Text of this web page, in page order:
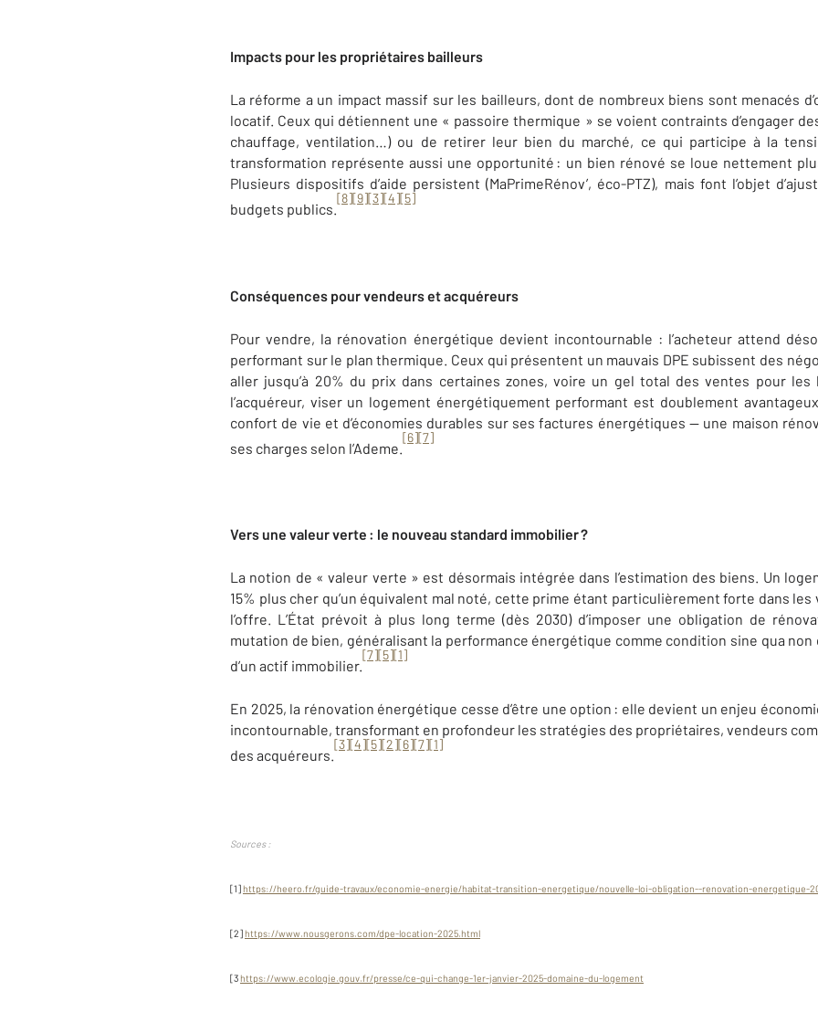
Impacts pour les propriétaires bailleurs
La réforme a un impact massif sur les bailleurs, dont de nombreux biens sont menacés
locatif. Ceux qui détiennent une « passoire thermique » se voient contraints d’engager
chauffage, ventilation…) ou de retirer leur bien du marché, ce qui participe à la
transformation représente aussi une opportunité : un bien rénové se loue nettement
Plusieurs dispositifs d’aide persistent (MaPrimeRénov’, éco-PTZ), mais font l’objet
budgets publics.
[8][9][3][4][5]
Conséquences pour vendeurs et acquéreurs
Pour vendre, la rénovation énergétique devient incontournable : l’acheteur attend
performant sur le plan thermique. Ceux qui présentent un mauvais DPE subissent des
aller jusqu’à 20% du prix dans certaines zones, voire un gel total des ventes pour les
l’acquéreur, viser un logement énergétiquement performant est doublement
confort de vie et d’économies durables sur ses factures énergétiques — une maison
ses charges selon l’Ademe.
[6][7]
Vers une valeur verte : le nouveau standard immobilier ?
La notion de « valeur verte » est désormais intégrée dans l’estimation des biens. Un
15% plus cher qu’un équivalent mal noté, cette prime étant particulièrement forte dans les
l’offre. L’État prévoit à plus long terme (dès 2030) d’imposer une obligation de
mutation de bien, généralisant la performance énergétique comme condition sine qua
d’un actif immobilier.
[7][5][1]
En 2025, la rénovation énergétique cesse d’être une option : elle devient un enjeu
incontournable, transformant en profondeur les stratégies des propriétaires, vendeurs
des acquéreurs.
[3][4][5][2][6][7][1]
Sources :
[1]https://heero.fr/guide-travaux/economie-energie/habitat-transition-energetique/nouvelle-loi-obligation--renovation-energetique-
[2]https://www.nousgerons.com/dpe-location-2025.html
[3https://www.ecologie.gouv.fr/presse/ce-qui-change-1er-janvier-2025-domaine-du-logement